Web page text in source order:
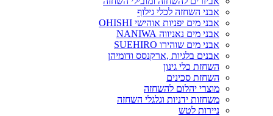
אבני השחזה לכלי גילוף
אבני מים יפניות אוהישי OHISHI
אבני מים נאניווה NANIWA
אבני מים שוהירו SUEHIRO
אבנים בלגיות ,ארקנסס ודומיהן
השחזת כלי גינון
השחזת סכינים
מוצרי יהלום להשחזה
משחזות ידניות וגלגלי השחזה
ניירות לטש